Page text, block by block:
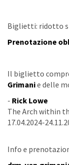
Biglietti: ridotto
Prenotazione
Il biglietto
Grimanie delle
- Rick Lowe
The Arch within
17.04.2024-
Info e